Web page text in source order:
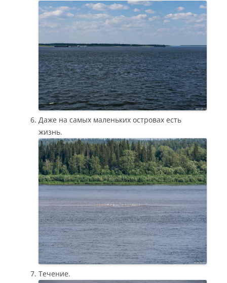
Даже на самых маленьких островах есть
жизнь.
Течение.